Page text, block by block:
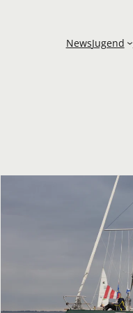
NewsJugend